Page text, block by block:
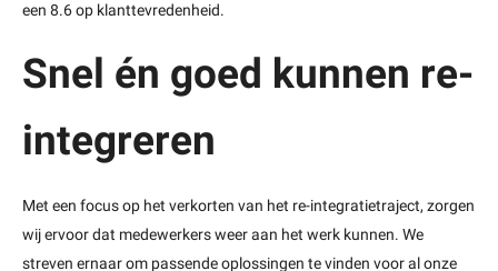
een 8.6 op klanttevredenheid.
Snel én goed kunnen re-
integreren
Met een focus op het verkorten van het re-integratietraject, zorgen
wij ervoor dat medewerkers weer aan het werk kunnen. We
streven ernaar om passende oplossingen te vinden voor al onze